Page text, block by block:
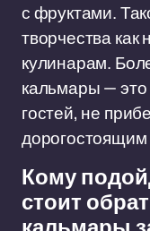
с фруктами.
творчества
кулинарам.
кальмары — это
гостей, не
Кому
стоит